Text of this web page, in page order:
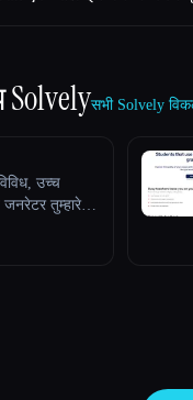
Solvelyसभी Solvely
उच्च
जनरेटर तुम्हारे
और